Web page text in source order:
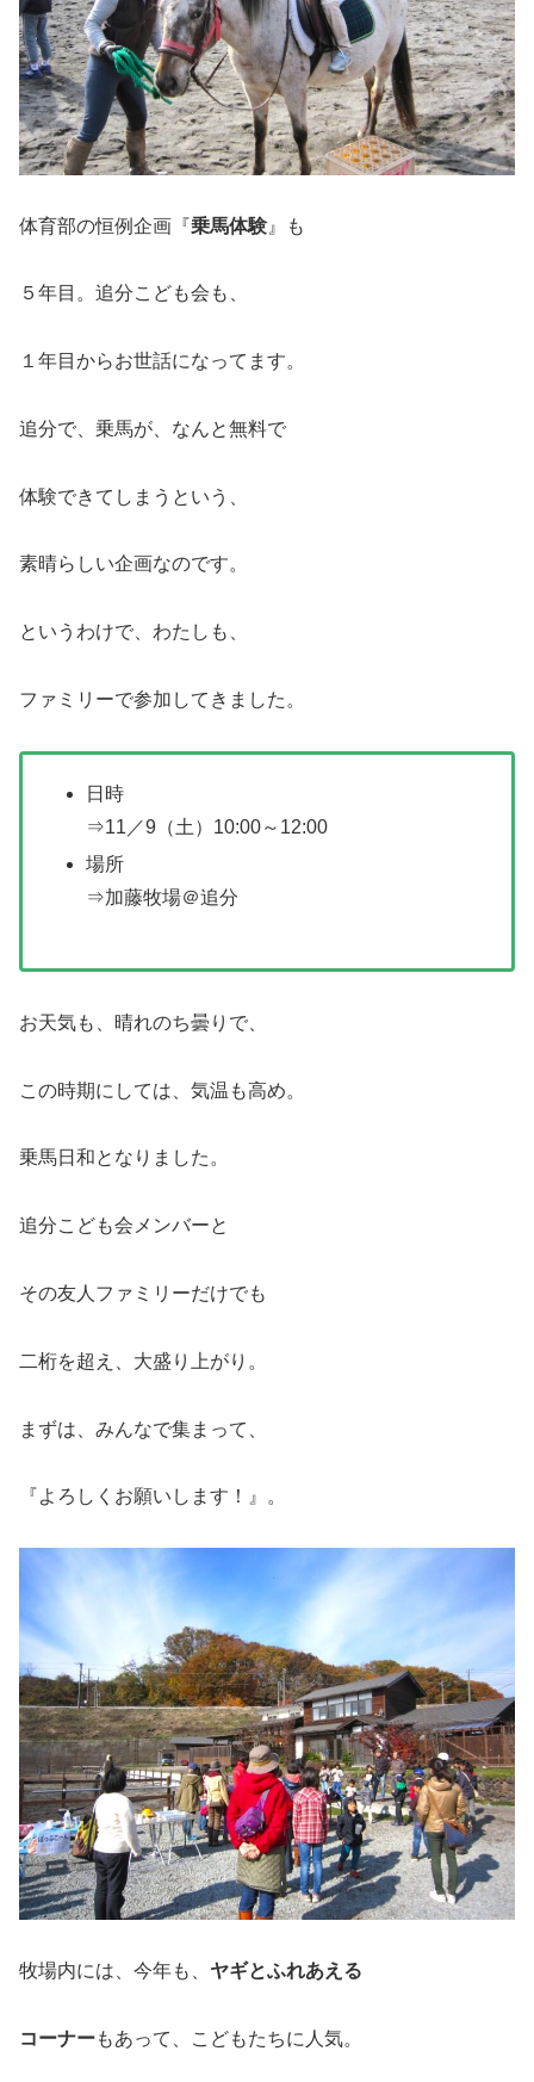
体育部の恒例企画『乗馬体験 』も
５年目。追分こども会も、
１年目からお世話になってます。
追分で、乗馬が、なんと無料で
体験できてしまうという、
素晴らしい企画なのです。
というわけで、わたしも、
ファミリーで参加してきました。
日時
⇒11／9（土）10:00～12:00
場所
⇒加藤牧場＠追分
お天気も、晴れのち曇りで、
この時期にしては、気温も高め。
乗馬日和となりました。
追分こども会メンバーと
その友人ファミリーだけでも
二桁を超え、大盛り上がり。
まずは、みんなで集まって、
『よろしくお願いします！』。
牧場内には、今年も、 ヤギとふれあえる
コーナーもあって、こどもたちに人気。